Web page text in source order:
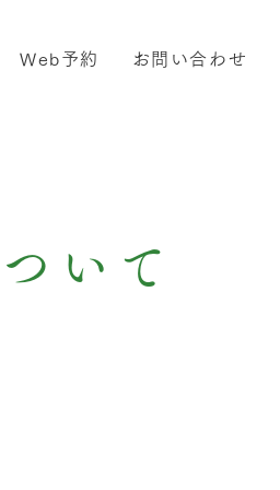
Web予約 お問い合わせ
いて